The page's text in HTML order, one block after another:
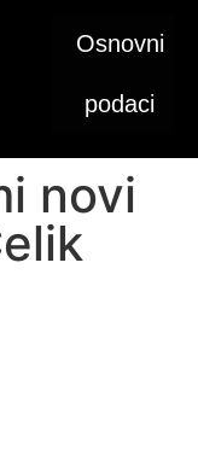
Osnovni
podaci
novi